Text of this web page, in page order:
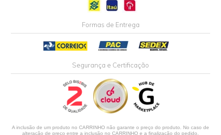
Formas de Entrega
Segurança e Certificação
A inclusão de um produto no CARRINHO não garante o preço do produto. No caso de
alteração de preço entre a inclusão no CARRINHO e a finalização do pedido,